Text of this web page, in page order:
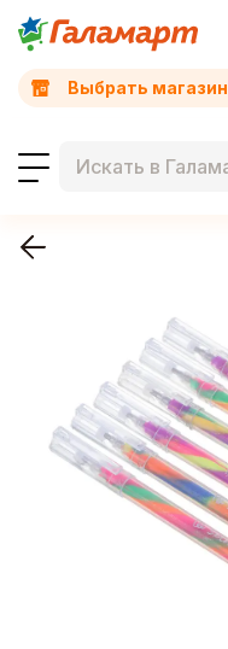
Выбрать магазин